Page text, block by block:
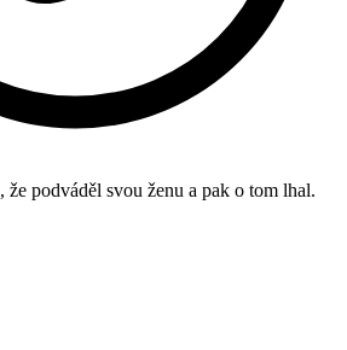
, že podváděl svou ženu a pak o tom lhal.